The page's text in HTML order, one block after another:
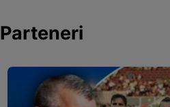
Parteneri